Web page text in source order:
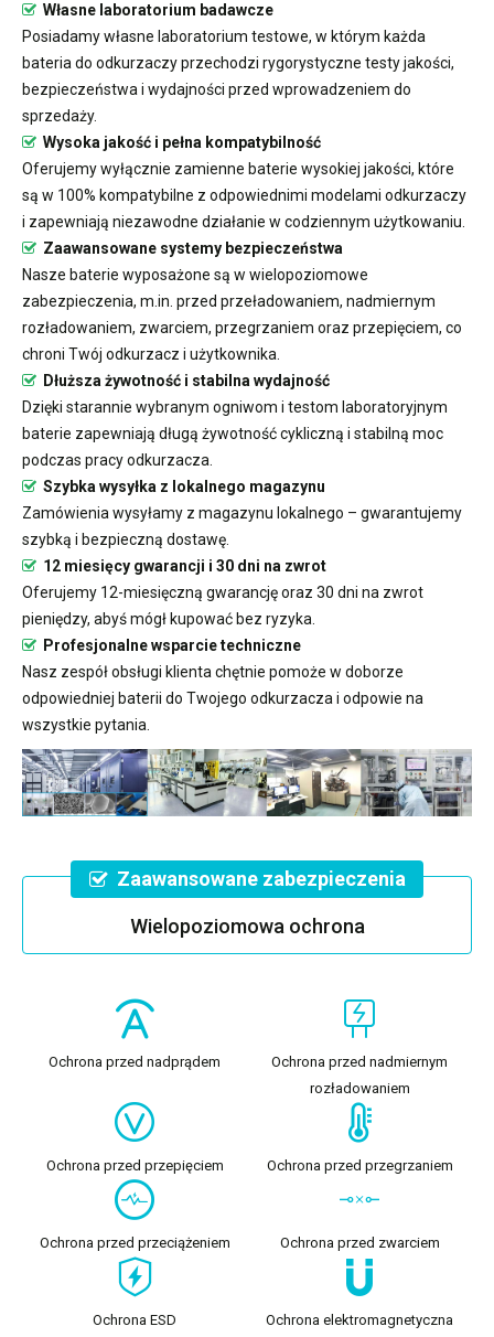
Własne laboratorium badawcze
Posiadamy własne laboratorium testowe, w którym każda
bateria do odkurzaczy przechodzi rygorystyczne testy jakości,
bezpieczeństwa i wydajności przed wprowadzeniem do
sprzedaży.
Wysoka jakość i pełna kompatybilność
Oferujemy wyłącznie zamienne baterie wysokiej jakości, które
są w 100% kompatybilne z odpowiednimi modelami odkurzaczy
i zapewniają niezawodne działanie w codziennym użytkowaniu.
Zaawansowane systemy bezpieczeństwa
Nasze baterie wyposażone są w wielopoziomowe
zabezpieczenia, m.in. przed przeładowaniem, nadmiernym
rozładowaniem, zwarciem, przegrzaniem oraz przepięciem, co
chroni Twój odkurzacz i użytkownika.
Dłuższa żywotność i stabilna wydajność
Dzięki starannie wybranym ogniwom i testom laboratoryjnym
baterie zapewniają długą żywotność cykliczną i stabilną moc
podczas pracy odkurzacza.
Szybka wysyłka z lokalnego magazynu
Zamówienia wysyłamy z magazynu lokalnego – gwarantujemy
szybką i bezpieczną dostawę.
12 miesięcy gwarancji i 30 dni na zwrot
Oferujemy 12-miesięczną gwarancję oraz 30 dni na zwrot
pieniędzy, abyś mógł kupować bez ryzyka.
Profesjonalne wsparcie techniczne
Nasz zespół obsługi klienta chętnie pomoże w doborze
odpowiedniej baterii do Twojego odkurzacza i odpowie na
wszystkie pytania.
Zaawansowane zabezpieczenia
Wielopoziomowa ochrona
Ochrona przed nadprądem
Ochrona przed nadmiernym
rozładowaniem
Ochrona przed przepięciem Ochrona przed przegrzaniem
Ochrona przed przeciążeniem Ochrona przed zwarciem
Ochrona ESD Ochrona elektromagnetyczna